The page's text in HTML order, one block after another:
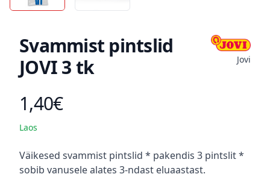
Svammist pintslid
JOVI 3 tk
Jovi
Toote hind
1,40€
Laos
Kirjeldus
Väikesed svammist pintslid * pakendis 3 pintslit *
sobib vanusele alates 3-ndast eluaastast.